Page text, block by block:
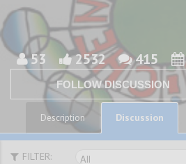
53 2532 415
FOLLOW DISCUSSION
Description Discussion
FILTER: